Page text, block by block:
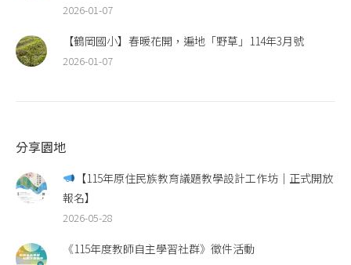
2026-01-07
【鶴岡國小】春暖花開，遍地「野草」114年3月號
2026-01-07
分享園地
【115年原住民族教育議題教學設計工作坊｜正式開放
報名】
2026-05-28
《115年度教師自主學習社群》徵件活動